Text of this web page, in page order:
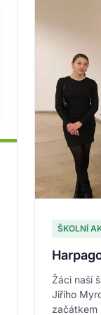
ŠKOLNÍ
Žáci naší
Jiřího
začátkem